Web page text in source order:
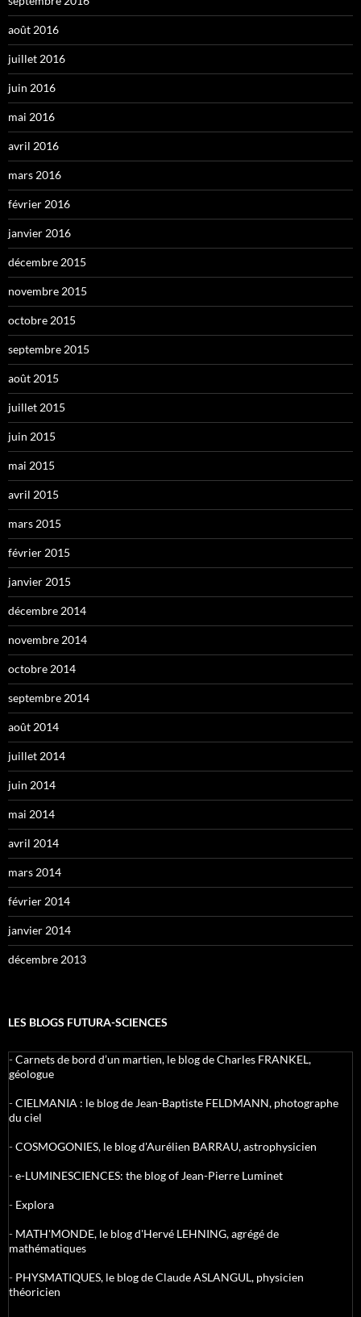
août 2016
juillet 2016
juin 2016
mai 2016
avril 2016
mars 2016
février 2016
janvier 2016
décembre 2015
novembre 2015
octobre 2015
septembre 2015
août 2015
juillet 2015
juin 2015
mai 2015
avril 2015
mars 2015
février 2015
janvier 2015
décembre 2014
novembre 2014
octobre 2014
septembre 2014
août 2014
juillet 2014
juin 2014
mai 2014
avril 2014
mars 2014
février 2014
janvier 2014
décembre 2013
LES BLOGS FUTURA-SCIENCES
-Carnets de bord d’un martien, le blog de Charles FRANKEL,
géologue
-CIELMANIA : le blog de Jean-Baptiste FELDMANN, photographe
du ciel
-COSMOGONIES, le blog d'Aurélien BARRAU, astrophysicien
-e-LUMINESCIENCES: the blog of Jean-Pierre Luminet
- Explora
- MATH'MONDE, le blog d'Hervé LEHNING, agrégé de
mathématiques
- PHYSMATIQUES, le blog de Claude ASLANGUL, physicien
théoricien